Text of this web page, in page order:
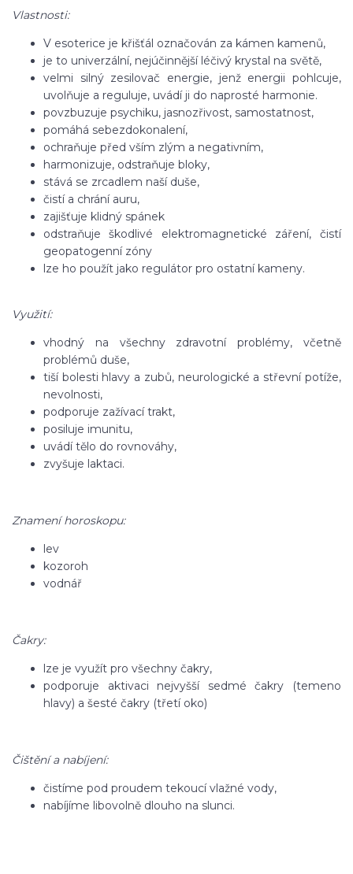
Vlastnosti:
V esoterice je křišťál označován za kámen kamenů,
je to univerzální, nejúčinnější léčivý krystal na světě,
velmi silný zesilovač energie, jenž energii pohlcuje,
uvolňuje a reguluje, uvádí ji do naprosté harmonie.
povzbuzuje psychiku, jasnozřivost, samostatnost,
pomáhá sebezdokonalení,
ochraňuje před vším zlým a negativním,
harmonizuje, odstraňuje bloky,
stává se zrcadlem naší duše,
čistí a chrání auru,
zajišťuje klidný spánek
odstraňuje škodlivé elektromagnetické záření, čistí
geopatogenní zóny
lze ho použít jako regulátor pro ostatní kameny.
Využití:
vhodný na všechny zdravotní problémy, včetně
problémů duše,
tiší bolesti hlavy a zubů, neurologické a střevní potíže,
nevolnosti,
podporuje zažívací trakt,
posiluje imunitu,
uvádí tělo do rovnováhy,
zvyšuje laktaci.
Znamení horoskopu:
lev
kozoroh
vodnář
Čakry:
lze je využít pro všechny čakry,
podporuje aktivaci nejvyšší sedmé čakry (temeno
hlavy) a šesté čakry (třetí oko)
Čištění a nabíjení:
čistíme pod proudem tekoucí vlažné vody,
nabíjíme libovolně dlouho na slunci.